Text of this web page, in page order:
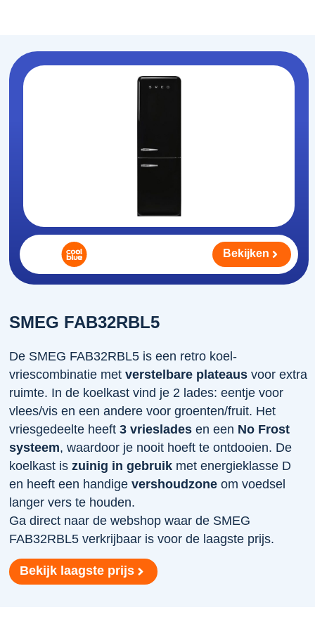
SMEG FAB32RBL5
De SMEG FAB32RBL5 is een retro koel-
vriescombinatie metverstelbare plateaus voor extra
ruimte. In de koelkast vind je 2 lades: eentje voor
vlees/vis en een andere voor groenten/fruit. Het
vriesgedeelte heeft3 vrieslades en een No Frost
systeem, waardoor je nooit hoeft te ontdooien. De
koelkast iszuinig in gebruik met energieklasse D
en heeft een handigevershoudzone om voedsel
langer vers te houden.
Ga direct naar de webshop waar de SMEG
FAB32RBL5 verkrijbaar is voor de laagste prijs.
Bekijk laagste prijs
Bekijken